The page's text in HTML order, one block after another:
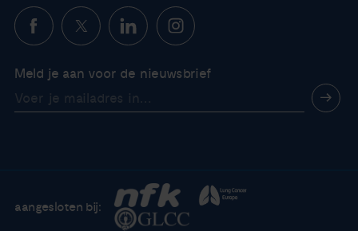
Meld je aan voor de nieuwsbrief
aangesloten bij: